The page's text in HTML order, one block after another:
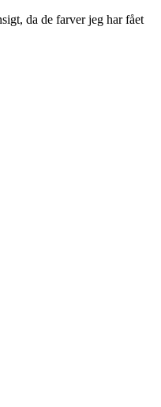
da de farver jeg har fået